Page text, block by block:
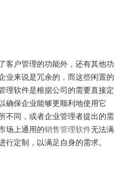
客户管理的功能外，还有其他功
业来说是冗余的，而这些闲置的
理软件是根据公司的需要直接定
确保企业能够更顺利地使用它
不同，或者企业管理者提出的需
场上通用的销售管理软件无法满
定制，以满足自身的需求。